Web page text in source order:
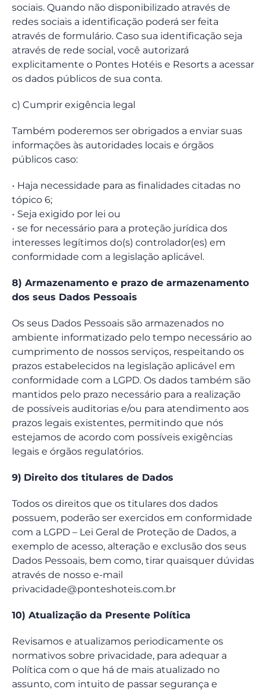
sociais. Quando não disponibilizado através de
redes sociais a identificação poderá ser feita
através de formulário. Caso sua identificação seja
através de rede social, você autorizará
explicitamente o Pontes Hotéis e Resorts a acessar
os dados públicos de sua conta.
c) Cumprir exigência legal
Também poderemos ser obrigados a enviar suas
informações às autoridades locais e órgãos
públicos caso:
• Haja necessidade para as finalidades citadas no
tópico 6;
• Seja exigido por lei ou
• se for necessário para a proteção jurídica dos
interesses legítimos do(s) controlador(es) em
conformidade com a legislação aplicável.
8) Armazenamento e prazo de armazenamento
dos seus Dados Pessoais
Os seus Dados Pessoais são armazenados no
ambiente informatizado pelo tempo necessário ao
cumprimento de nossos serviços, respeitando os
prazos estabelecidos na legislação aplicável em
conformidade com a LGPD. Os dados também são
mantidos pelo prazo necessário para a realização
de possíveis auditorias e/ou para atendimento aos
prazos legais existentes, permitindo que nós
estejamos de acordo com possíveis exigências
legais e órgãos regulatórios.
9) Direito dos titulares de Dados
Todos os direitos que os titulares dos dados
possuem, poderão ser exercidos em conformidade
com a LGPD – Lei Geral de Proteção de Dados, a
exemplo de acesso, alteração e exclusão dos seus
Dados Pessoais, bem como, tirar quaisquer dúvidas
através de nosso e-mail
privacidade@ponteshoteis.com.br
10) Atualização da Presente Política
Revisamos e atualizamos periodicamente os
normativos sobre privacidade, para adequar a
Política com o que há de mais atualizado no
assunto, com intuito de passar segurança e